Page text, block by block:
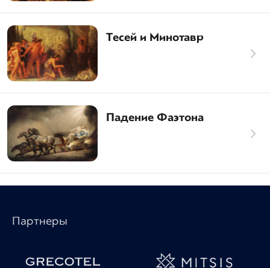
Тесей и Минотавр
Падение Фаэтона
Партнеры